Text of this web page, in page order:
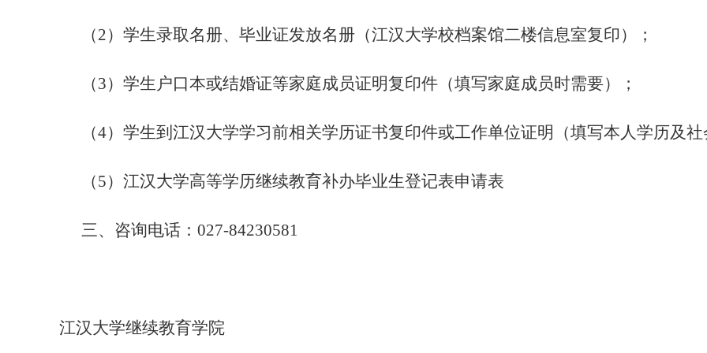
（2）学生录取名册、毕业证发放名册 （江汉大学校档案馆二楼信息室复印 ） ；
（3）学生户口本或结婚证等家庭成员证明复印件 （填写家庭成员时需要）；
（4）学生到江汉大学学习前相关学历证书复印件或工作单位证明（填写本人学历及
（5）江汉大学高等学历继续教育补办毕业生登记表申请表
三、咨询电话： 027-84230581
江汉大学继续教育学院